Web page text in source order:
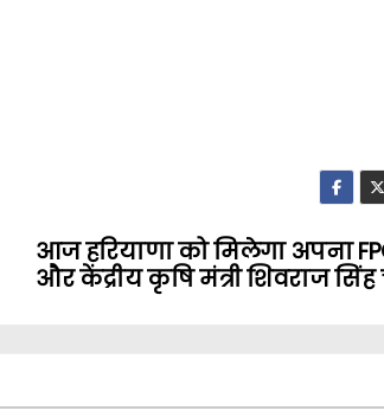
आज हरियाणा को मिलेगा अपना
और केंद्रीय कृषि मंत्री शिवराज